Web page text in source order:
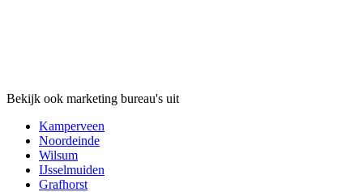
Bekijk ook marketing bureau's uit
Kamperveen
Noordeinde
Wilsum
IJsselmuiden
Grafhorst